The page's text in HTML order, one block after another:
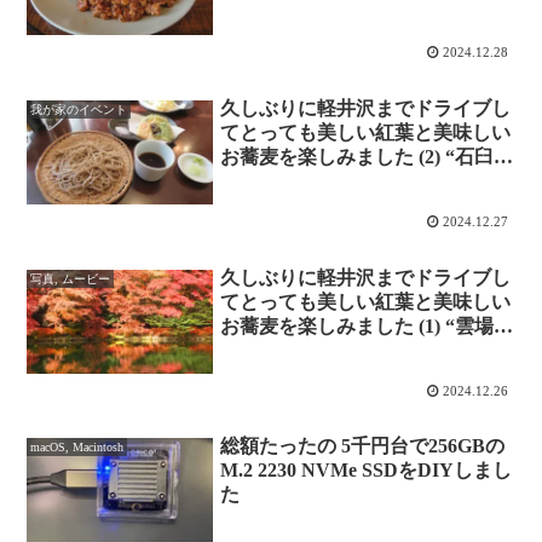
2024.12.28
我が家のイベント
久しぶりに軽井沢までドライブし
てとっても美しい紅葉と美味しい
お蕎麦を楽しみました (2) “石臼挽
2024.12.27
写真, ムービー
久しぶりに軽井沢までドライブし
てとっても美しい紅葉と美味しい
お蕎麦を楽しみました (1) “雲場
2024.12.26
macOS, Macintosh
総額たったの 5千円台で256GBの
M.2 2230 NVMe SSDをDIYしまし
た